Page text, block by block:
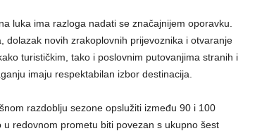
luka ima razloga nadati se značajnijem oporavku.
dolazak novih zrakoplovnih prijevoznika i otvaranje
turističkim, tako i poslovnim putovanjima stranih i
imaju respektabilan izbor destinacija.
razdoblju sezone opslužiti između 90 i 100
redovnom prometu biti povezan s ukupno šest